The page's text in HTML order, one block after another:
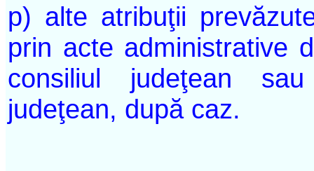
p) alte atribuţii
prin acte administrative
consiliul judeţean
judeţean, după caz.